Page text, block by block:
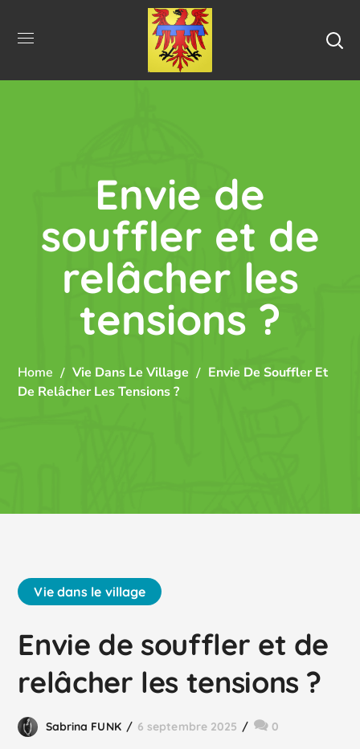
Envie de
souffler et de
relâcher les
tensions ?
Home Vie Dans Le Village
Envie De Souffler Et
De Relâcher Les Tensions ?
Vie dans le village
Envie de souffler et de
relâcher les tensions ?
Sabrina FUNK 6 septembre 2025 0